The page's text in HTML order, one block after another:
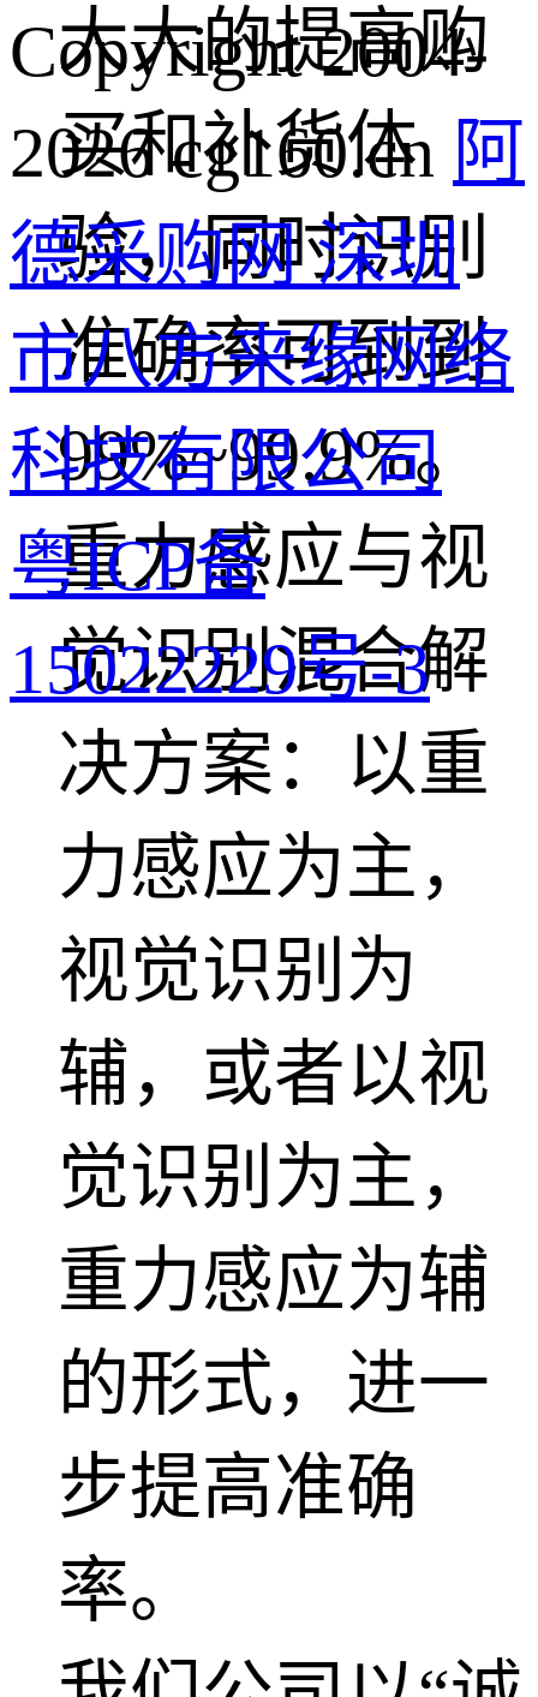
大大的提高购
买和补货体
验，同时识别
准确率可到到
99%~99.9%。
重力感应与视
觉识别混合解
决方案：以重
力感应为主，
视觉识别为
辅，或者以视
觉识别为主，
重力感应为辅
的形式，进一
步提高准确
率。
Copyright 2004-
2026 cg160.cn 阿
德采购网 深圳
市八方来缘网络
科技有限公司
粤ICP备
15022229号-3